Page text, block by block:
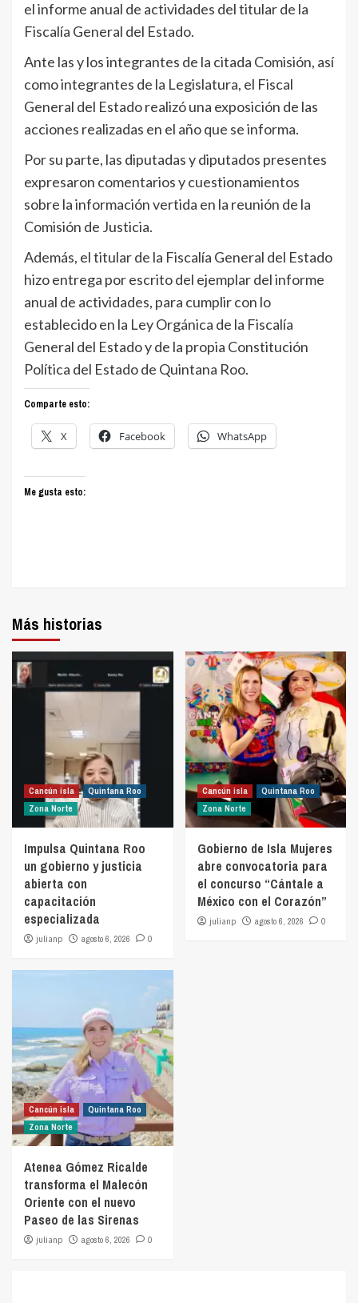
el informe anual de actividades del titular de la
Fiscalía General del Estado.
Ante las y los integrantes de la citada Comisión, así
como integrantes de la Legislatura, el Fiscal
General del Estado realizó una exposición de las
acciones realizadas en el año que se informa.
Por su parte, las diputadas y diputados presentes
expresaron comentarios y cuestionamientos
sobre la información vertida en la reunión de la
Comisión de Justicia.
Además, el titular de la Fiscalía General del Estado
hizo entrega por escrito del ejemplar del informe
anual de actividades, para cumplir con lo
establecido en la Ley Orgánica de la Fiscalía
General del Estado y de la propia Constitución
Política del Estado de Quintana Roo.
Comparte esto:
X Facebook WhatsApp
Me gusta esto:
Más historias
Cancún isla
Quintana Roo
Zona Norte
Impulsa Quintana Roo
un gobierno y justicia
abierta con
capacitación
especializada
julianp agosto 6, 2026 0
Cancún isla
Quintana Roo
Zona Norte
Gobierno de Isla Mujeres
abre convocatoria para
el concurso “Cántale a
México con el Corazón”
julianp agosto 6, 2026 0
Cancún isla
Quintana Roo
Zona Norte
Atenea Gómez Ricalde
transforma el Malecón
Oriente con el nuevo
Paseo de las Sirenas
julianp agosto 6, 2026 0